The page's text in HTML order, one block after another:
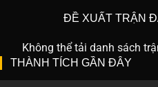
ĐỀ XUẤT TRẬN
Không thể tải danh sách
THÀNH TÍCH GẦN ĐÂY